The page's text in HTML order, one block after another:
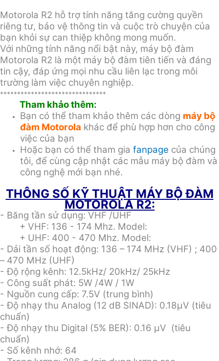
Motorola R2 hỗ trợ tính năng tăng cường quyền
riêng tư, bảo vệ thông tin và cuộc trò chuyện của
bạn khỏi sự can thiệp không mong muốn.
Với những tính năng nổi bật này, máy bộ đàm
Motorola R2 là một máy bộ đàm tiên tiến và đáng
tin cậy, đáp ứng mọi nhu cầu liên lạc trong môi
trường làm việc chuyên nghiệp.
*******************************
Tham khảo thêm:
Bạn có thể tham khảo thêm các dòng máy bộ
đàm Motorola khác để phù hợp hơn cho công
việc của bạn
Hoặc bạn có thể tham giafanpage của chúng
tôi, để cùng cập nhật các mẫu máy bộ đàm và
công nghệ mới bạn nhé.
THÔNG SỐ KỸ THUẬT MÁY BỘ ĐÀM
MOTOROLA R2:
- Băng tần sử dụng: VHF /UHF
+ VHF: 136 - 174 Mhz. Model:
+ UHF: 400 - 470 Mhz. Model:
- Dải tần số hoạt động: 136 – 174 MHz (VHF) ; 400
– 470 MHz (UHF)
- Độ rộng kênh: 12.5kHz/ 20kHz/ 25kHz
- Công suất phát: 5W /4W / 1W
- Nguồn cung cấp: 7.5V (trung bình)
- Độ nhạy thu Analog (12 dB SINAD): 0.18µV (tiêu
chuẩn)
- Độ nhạy thu Digital (5% BER): 0.16 µV (tiêu
chuẩn)
- Số kênh nhớ: 64